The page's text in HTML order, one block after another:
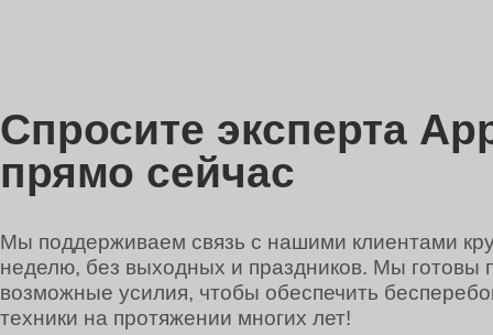
Ремонт звуковой карты
Спросите эксперта
прямо сейчас
Мы поддерживаем связь с нашими клиентами
неделю, без выходных и праздников. Мы готовы
возможные усилия, чтобы обеспечить
техники на протяжении многих лет!